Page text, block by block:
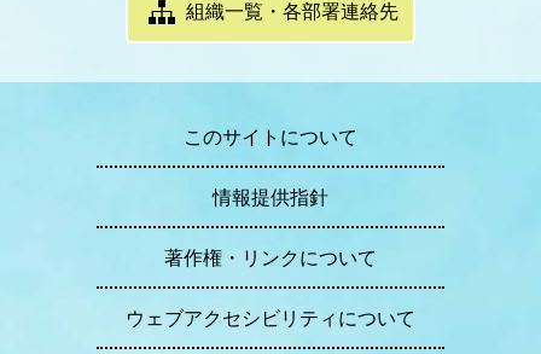
組織一覧・各部署連絡先
このサイトについて
情報提供指針
著作権・リンクについて
ウェブアクセシビリティについて